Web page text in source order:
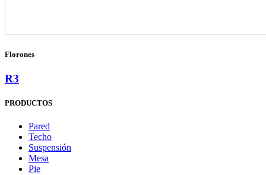
Florones
R3
PRODUCTOS
Pared
Techo
Suspensión
Mesa
Pie